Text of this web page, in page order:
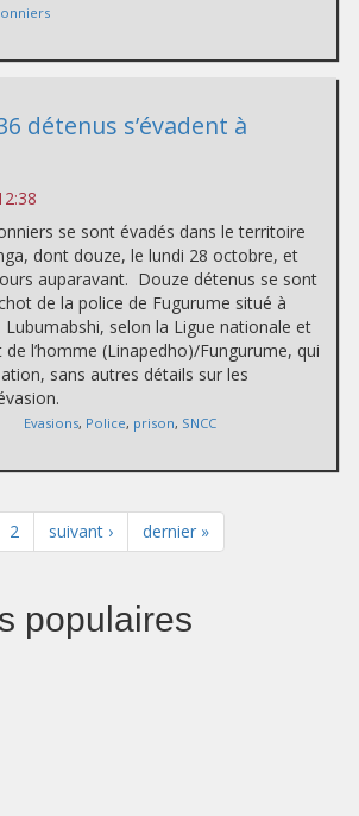
détenus s’évadent à
se sont évadés dans le territoire
dont douze, le lundi 28 octobre, et
auparavant. Douze détenus se sont
de la police de Fugurume situé à
selon la Ligue nationale et
l’homme (Linapedho)/Fungurume, qui
sans autres détails sur les
Evasions, Police, prison, SNCC
2 suivant › dernier »
populaires